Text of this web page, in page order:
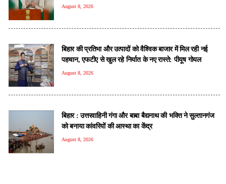
August 8, 2026
बिहार की प्रतिभा और उत्पादों को वैश्विक बाजार में मिल रही नई
पहचान, एफटीए से खुल रहे निर्यात के नए रास्ते: पीयूष गोयल
August 8, 2026
बिहार : उत्तरवाहिनी गंगा और बाबा बैद्यनाथ की भक्ति ने सुल्तानगंज
को बनाया कांवरियों की आस्था का केंद्र
August 8, 2026